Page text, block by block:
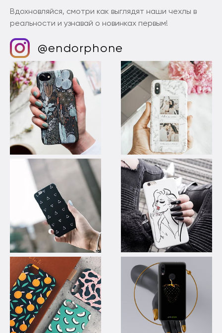
Вдохновляйся, смотри как выглядят наши чехлы в
реальности и узнавай о новинках первым!
@endorphone